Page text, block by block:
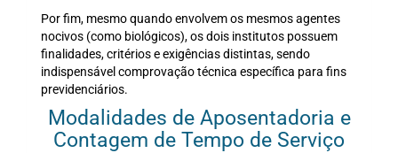
Por fim, mesmo quando envolvem os mesmos agentes
nocivos (como biológicos), os dois institutos possuem
finalidades, critérios e exigências distintas, sendo
indispensável comprovação técnica específica para fins
previdenciários.
Modalidades de Aposentadoria e
Contagem de Tempo de Serviço